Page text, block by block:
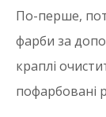
По-перше,
фарби за
краплі
пофарбовані